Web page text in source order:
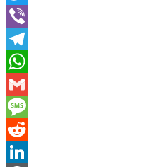
Twitter
Viber
Telegram
WhatsApp
Gmail
Message
Reddit